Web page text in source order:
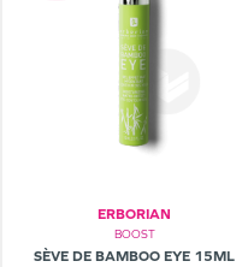
ERBORIAN
BOOST
SÈVE DE BAMBOO EYE 15ML